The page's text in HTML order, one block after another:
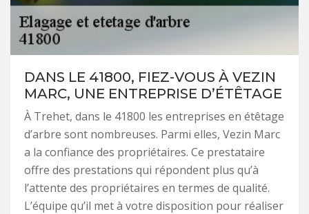
DANS LE 41800, FIEZ-VOUS À VEZIN
MARC, UNE ENTREPRISE D’ÉTÊTAGE
À Trehet, dans le 41800 les entreprises en étêtage
d’arbre sont nombreuses. Parmi elles, Vezin Marc
a la confiance des propriétaires. Ce prestataire
offre des prestations qui répondent plus qu’à
l’attente des propriétaires en termes de qualité.
L’équipe qu’il met à votre disposition pour réaliser